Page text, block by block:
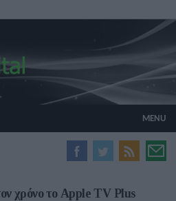
MENU
χρόνο το Apple TV Plus